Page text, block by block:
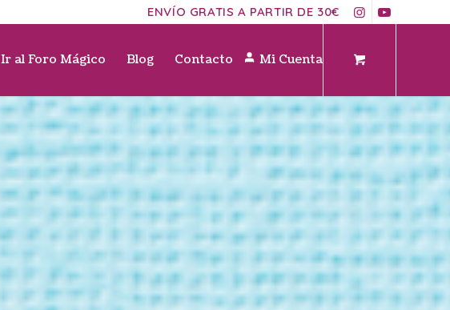
ENVÍO GRATIS A PARTIR DE 30€
Ir al Foro Mágico Blog Contacto Mi Cuenta